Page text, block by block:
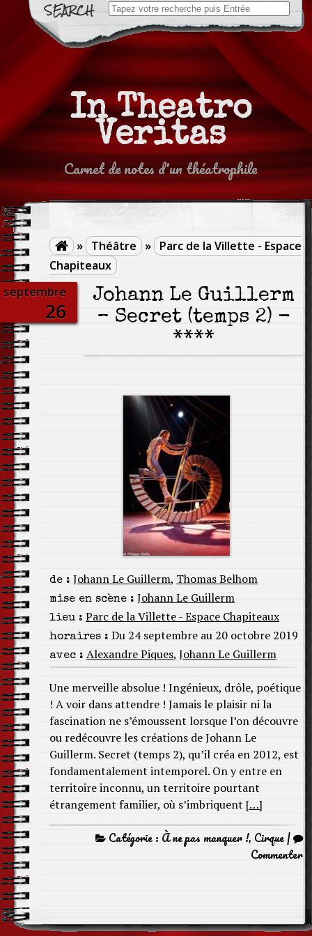
Search
for:
In Theatro
Veritas
Carnet de notes d'un théatrophile
 » Théâtre » Parc de la Villette - Espace
Chapiteaux
septembre
26
Johann Le Guillerm
– Secret (temps 2) -
****
de : Johann Le Guillerm, Thomas Belhom
mise en scène : Johann Le Guillerm
lieu : Parc de la Villette - Espace Chapiteaux
horaires : Du 24 septembre au 20 octobre 2019
avec : Alexandre Piques, Johann Le Guillerm
Une merveille absolue ! Ingénieux, drôle, poétique
! A voir dans attendre ! Jamais le plaisir ni la
fascination ne s’émoussent lorsque l’on découvre
ou redécouvre les créations de Johann Le
Guillerm. Secret (temps 2), qu’il créa en 2012, est
fondamentalement intemporel. On y entre en
territoire inconnu, un territoire pourtant
étrangement familier, où s’imbriquent […]
Catégorie : À ne pas manquer !, Cirque|
Commenter